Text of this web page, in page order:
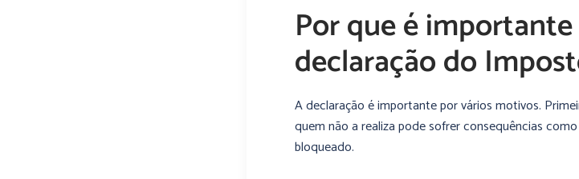
Por que é
declaração do
A declaração é importante por vários motivos.
quem não a realiza pode sofrer consequências
bloqueado.